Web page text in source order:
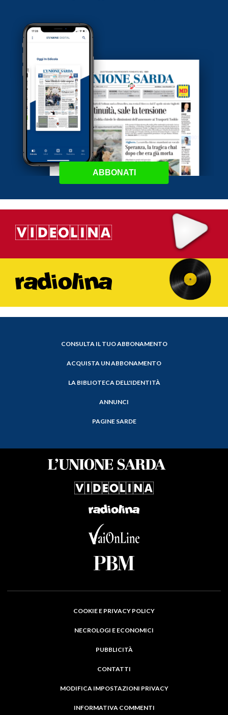
ABBONATI
CONSULTA IL TUO ABBONAMENTO
ACQUISTA UN ABBONAMENTO
LA BIBLIOTECA DELL'IDENTITÀ
ANNUNCI
PAGINE SARDE
COOKIE E PRIVACY POLICY
NECROLOGI E ECONOMICI
PUBBLICITÀ
CONTATTI
MODIFICA IMPOSTAZIONI PRIVACY
INFORMATIVA COMMENTI